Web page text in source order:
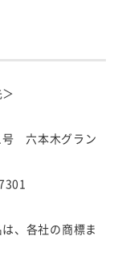
号 六本木グラン
、各社の商標ま